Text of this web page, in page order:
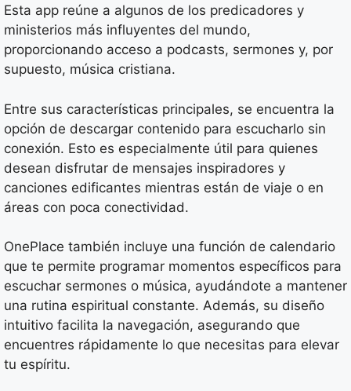
Esta app reúne a algunos de los predicadores y
ministerios más influyentes del mundo,
proporcionando acceso a podcasts, sermones y, por
supuesto, música cristiana.
Entre sus características principales, se encuentra la
opción de descargar contenido para escucharlo sin
conexión. Esto es especialmente útil para quienes
desean disfrutar de mensajes inspiradores y
canciones edificantes mientras están de viaje o en
áreas con poca conectividad.
OnePlace también incluye una función de calendario
que te permite programar momentos específicos para
escuchar sermones o música, ayudándote a mantener
una rutina espiritual constante. Además, su diseño
intuitivo facilita la navegación, asegurando que
encuentres rápidamente lo que necesitas para elevar
tu espíritu.